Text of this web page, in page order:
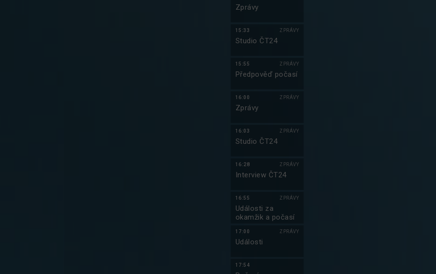
Zprávy
15:33 ZPRÁVY
Studio ČT24
15:55 ZPRÁVY
Předpověď počasí
16:00 ZPRÁVY
Zprávy
16:03 ZPRÁVY
Studio ČT24
16:28 ZPRÁVY
Interview ČT24
16:55 ZPRÁVY
Události za
okamžik a počasí
17:00 ZPRÁVY
Události
17:54